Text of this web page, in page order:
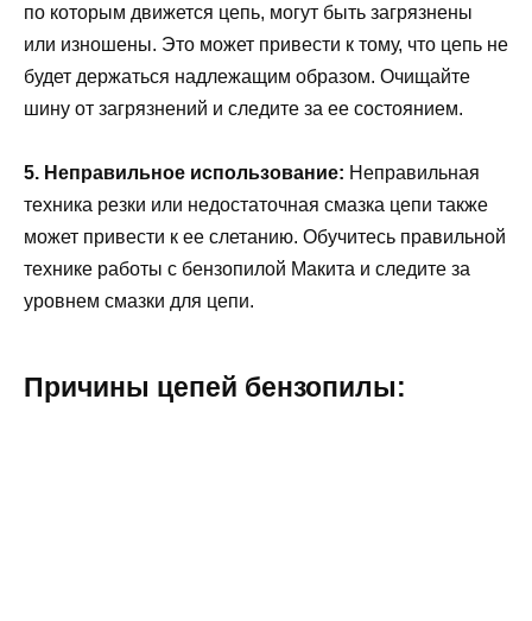
по которым движется цепь, могут быть загрязнены
или изношены. Это может привести к тому, что цепь не
будет держаться надлежащим образом. Очищайте
шину от загрязнений и следите за ее состоянием.
5. Неправильное использование: Неправильная
техника резки или недостаточная смазка цепи также
может привести к ее слетанию. Обучитесь правильной
технике работы с бензопилой Макита и следите за
уровнем смазки для цепи.
Причины цепей бензопилы: